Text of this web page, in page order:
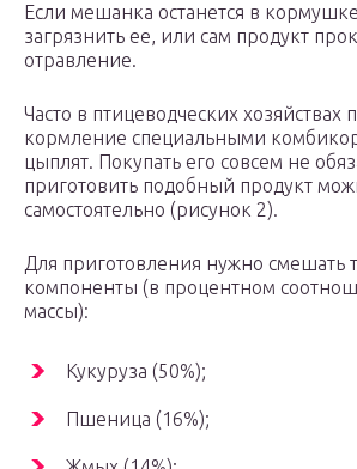
Если мешанка останется в
загрязнить ее, или сам продукт
отравление.
Часто в птицеводческих хозяйствах
кормление специальными
цыплят. Покупать его совсем не
приготовить подобный продукт
самостоятельно (рисунок 2).
Для приготовления нужно смешать
компоненты (в процентном
массы):
Кукуруза (50%);
Пшеница (16%);